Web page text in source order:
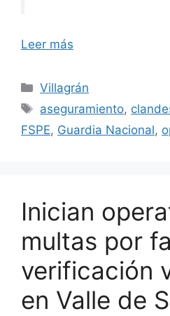
Leer más
Categorías
Villagrán
Etiquetas
aseguramiento,
FSPE, Guardia Nacional,
Inician
multas por
verificación
en Valle de